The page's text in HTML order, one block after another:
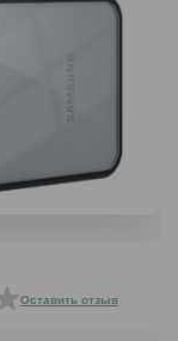
Оставить отзыв